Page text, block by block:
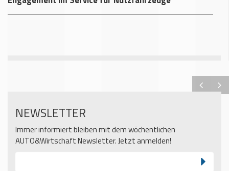
NEWSLETTER
Immer informiert bleiben mit dem wöchentlichen
AUTO&Wirtschaft Newsletter. Jetzt anmelden!